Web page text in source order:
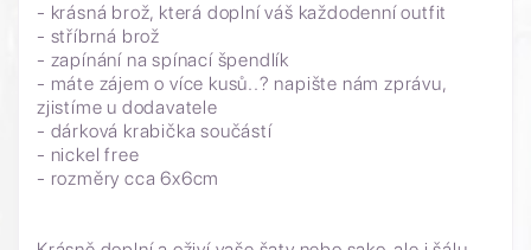
- krásná brož, která doplní váš každodenní outfit
- stříbrná brož
- zapínání na spínací špendlík
- máte zájem o více kusů..? napište nám zprávu,
zjistíme u dodavatele
- dárková krabička součástí
- nickel free
- rozměry cca 6x6cm